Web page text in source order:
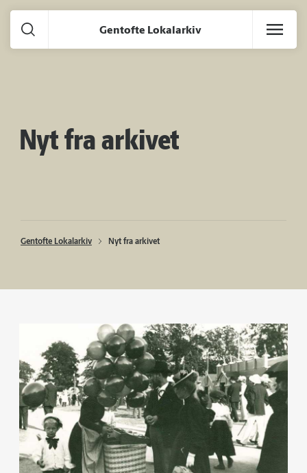
Gentofte Lokalarkiv
Nyt fra arkivet
Gentofte Lokalarkiv Nyt fra arkivet